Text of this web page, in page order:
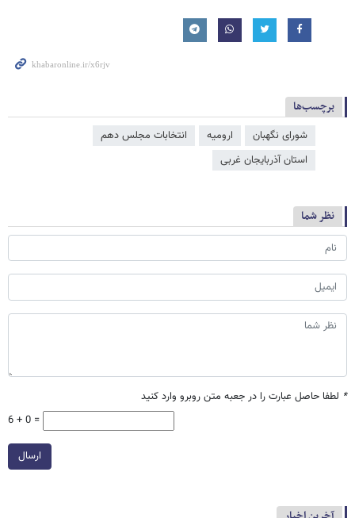
برچسب‌ها
شورای نگهبان ارومیه
انتخابات مجلس دهم
استان آذربایجان غربی
نظر شما
* لطفا حاصل عبارت را در جعبه متن روبرو وارد کنید
6 + 0 =
ارسال